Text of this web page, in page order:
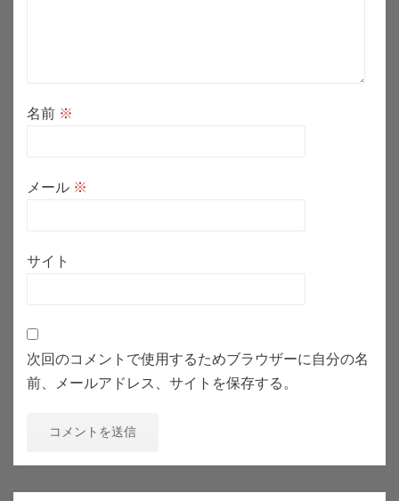
名前 ※
メール ※
サイト
次回のコメントで使用するためブラウザーに自分の名
前、メールアドレス、サイトを保存する。